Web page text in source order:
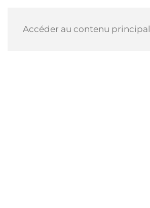
Accéder au contenu principal